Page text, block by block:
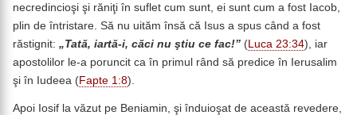
necredincioşi şi răniţi în suflet cum sunt, ei sunt cum a fost Iacob,
plin de întristare. Să nu uităm însă că Isus a spus când a fost
răstignit: „Tată, iartă-i, căci nu ştiu ce fac!” (Luca 23:34), iar
apostolilor le-a poruncit ca în primul rând să predice în Ierusalim
şi în Iudeea (Fapte 1:8).
Apoi Iosif la văzut pe Beniamin, şi înduioşat de această revedere,